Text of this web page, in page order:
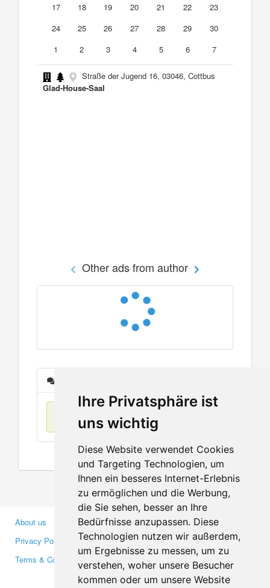
Ihre Privatsphäre ist
uns wichtig
Diese Website verwendet Cookies
und Targeting Technologien, um
Ihnen ein besseres Internet-Erlebnis
zu ermöglichen und die Werbung,
die Sie sehen, besser an Ihre
Bedürfnisse anzupassen. Diese
Technologien nutzen wir außerdem,
um Ergebnisse zu messen, um zu
verstehen, woher unsere Besucher
kommen oder um unsere Website
17
18 19 20 21 22
23
24
25 26 27 28 29
30
1
2 3 4 5 6 7
Straße der Jugend 16, 03046, Cottbus
Glad-House-Saal
Other ads from author
No items found
About us
Privacy Policy
Terms & Conditions
Business Partners
Investors
Media